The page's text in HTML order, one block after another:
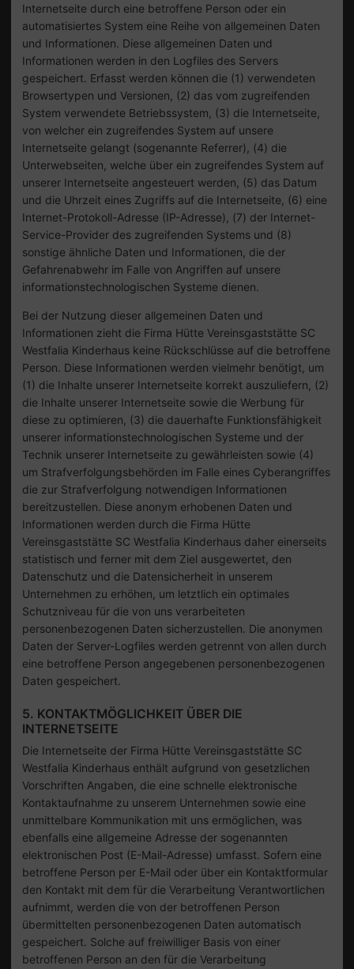
Internetseite durch eine betroffene Person oder ein
automatisiertes System eine Reihe von allgemeinen Daten
und Informationen. Diese allgemeinen Daten und
Informationen werden in den Logfiles des Servers
gespeichert. Erfasst werden können die (1) verwendeten
Browsertypen und Versionen, (2) das vom zugreifenden
System verwendete Betriebssystem, (3) die Internetseite,
von welcher ein zugreifendes System auf unsere
Internetseite gelangt (sogenannte Referrer), (4) die
Unterwebseiten, welche über ein zugreifendes System auf
unserer Internetseite angesteuert werden, (5) das Datum
und die Uhrzeit eines Zugriffs auf die Internetseite, (6) eine
Internet-Protokoll-Adresse (IP-Adresse), (7) der Internet-
Service-Provider des zugreifenden Systems und (8)
sonstige ähnliche Daten und Informationen, die der
Gefahrenabwehr im Falle von Angriffen auf unsere
informationstechnologischen Systeme dienen.
Bei der Nutzung dieser allgemeinen Daten und
Informationen zieht die Firma Hütte Vereinsgaststätte SC
Westfalia Kinderhaus keine Rückschlüsse auf die betroffene
Person. Diese Informationen werden vielmehr benötigt, um
(1) die Inhalte unserer Internetseite korrekt auszuliefern, (2)
die Inhalte unserer Internetseite sowie die Werbung für
diese zu optimieren, (3) die dauerhafte Funktionsfähigkeit
unserer informationstechnologischen Systeme und der
Technik unserer Internetseite zu gewährleisten sowie (4)
um Strafverfolgungsbehörden im Falle eines Cyberangriffes
die zur Strafverfolgung notwendigen Informationen
bereitzustellen. Diese anonym erhobenen Daten und
Informationen werden durch die Firma Hütte
Vereinsgaststätte SC Westfalia Kinderhaus daher einerseits
statistisch und ferner mit dem Ziel ausgewertet, den
Datenschutz und die Datensicherheit in unserem
Unternehmen zu erhöhen, um letztlich ein optimales
Schutzniveau für die von uns verarbeiteten
personenbezogenen Daten sicherzustellen. Die anonymen
Daten der Server-Logfiles werden getrennt von allen durch
eine betroffene Person angegebenen personenbezogenen
Daten gespeichert.
5. KONTAKTMÖGLICHKEIT ÜBER DIE
INTERNETSEITE
Die Internetseite der Firma Hütte Vereinsgaststätte SC
Westfalia Kinderhaus enthält aufgrund von gesetzlichen
Vorschriften Angaben, die eine schnelle elektronische
Kontaktaufnahme zu unserem Unternehmen sowie eine
unmittelbare Kommunikation mit uns ermöglichen, was
ebenfalls eine allgemeine Adresse der sogenannten
elektronischen Post (E-Mail-Adresse) umfasst. Sofern eine
betroffene Person per E-Mail oder über ein Kontaktformular
den Kontakt mit dem für die Verarbeitung Verantwortlichen
aufnimmt, werden die von der betroffenen Person
übermittelten personenbezogenen Daten automatisch
gespeichert. Solche auf freiwilliger Basis von einer
betroffenen Person an den für die Verarbeitung